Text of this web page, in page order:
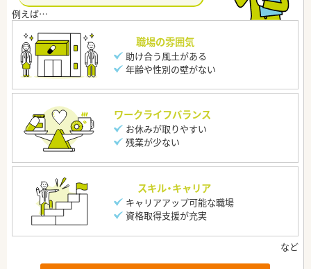
職場の雰囲気
助け合う風土がある
年齢や性別の壁がない
ワークライフバランス
お休みが取りやすい
残業が少ない
スキル・キャリア
キャリアアップ可能な職場
資格取得支援が充実